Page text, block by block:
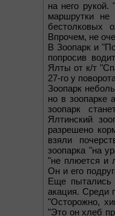
на него
маршрутки не
бестолковых
Впрочем, не
В Зоопарк и
попросив
Ялты от к/т
27-го у
Зоопарк
но в зоопарке
зоопарк
Ялтинский
разрешено
взяли
зоопарка "на
"не плюется и
Он и его
Еще пытались
акация. Среди
"Осторожно,
"Это он хлеб